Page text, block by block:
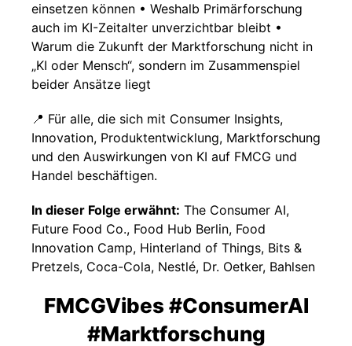
einsetzen können • Weshalb Primärforschung
auch im KI-Zeitalter unverzichtbar bleibt •
Warum die Zukunft der Marktforschung nicht in
„KI oder Mensch“, sondern im Zusammenspiel
beider Ansätze liegt
📍 Für alle, die sich mit Consumer Insights,
Innovation, Produktentwicklung, Marktforschung
und den Auswirkungen von KI auf FMCG und
Handel beschäftigen.
In dieser Folge erwähnt: The Consumer AI,
Future Food Co., Food Hub Berlin, Food
Innovation Camp, Hinterland of Things, Bits &
Pretzels, Coca-Cola, Nestlé, Dr. Oetker, Bahlsen
FMCGVibes #ConsumerAI
#Marktforschung